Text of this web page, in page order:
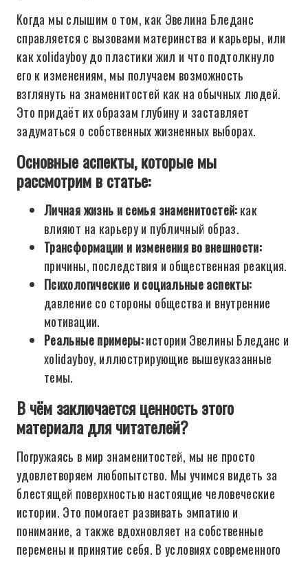
Когда мы слышим о том, как Эвелина Бледанс
справляется с вызовами материнства и карьеры, или
как xolidayboy до пластики жил и что подтолкнуло
его к изменениям, мы получаем возможность
взглянуть на знаменитостей как на обычных людей.
Это придаёт их образам глубину и заставляет
задуматься о собственных жизненных выборах.
Основные аспекты, которые мы
рассмотрим в статье:
Личная жизнь и семья знаменитостей:как
влияют на карьеру и публичный образ.
Трансформации и изменения во внешности:
причины, последствия и общественная реакция.
Психологические и социальные аспекты:
давление со стороны общества и внутренние
мотивации.
Реальные примеры:истории Эвелины Бледанс и
xolidayboy, иллюстрирующие вышеуказанные
темы.
В чём заключается ценность этого
материала для читателей?
Погружаясь в мир знаменитостей, мы не просто
удовлетворяем любопытство. Мы учимся видеть за
блестящей поверхностью настоящие человеческие
истории. Это помогает развивать эмпатию и
понимание, а также вдохновляет на собственные
перемены и принятие себя. В условиях современного